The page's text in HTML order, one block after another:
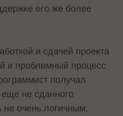
его же более
и сдачей проекта
и проблемный процесс
получал
еще не сданного
не очень логичным,